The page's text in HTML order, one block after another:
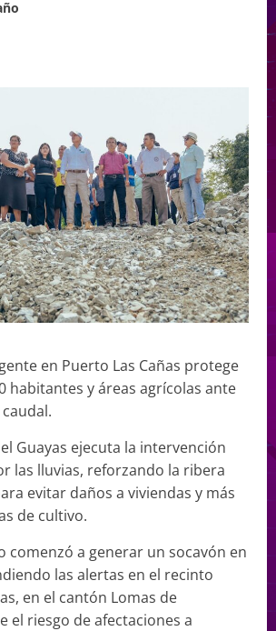
en Puerto Las Cañas protege
habitantes y áreas agrícolas ante
Guayas ejecuta la intervención
las lluvias, reforzando la ribera
evitar daños a viviendas y más
de cultivo.
comenzó a generar un socavón en
las alertas en el recinto
en el cantón Lomas de
el riesgo de afectaciones a